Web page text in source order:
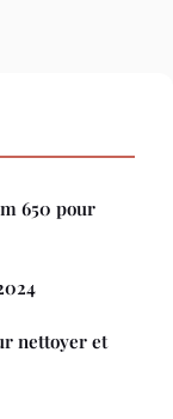
650 pour
nettoyer et